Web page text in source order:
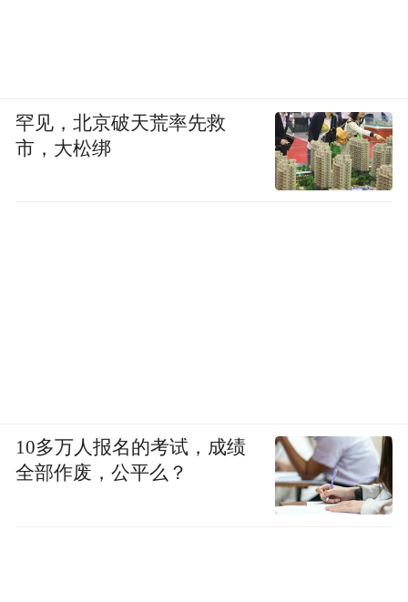
罕见，北京破天荒率先救
市，大松绑
10多万人报名的考试，成绩
全部作废，公平么？